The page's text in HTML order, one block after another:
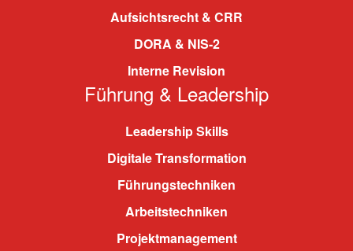
Aufsichtsrecht & CRR
DORA & NIS-2
Interne Revision
Führung & Leadership
Leadership Skills
Digitale Transformation
Führungstechniken
Arbeitstechniken
Projektmanagement